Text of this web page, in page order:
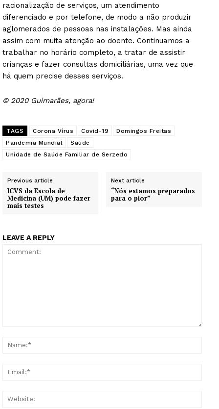
Institucional
Artigos
Edição Digital
Europa
Publicidade
racionalização de serviços, um atendimento
diferenciado e por telefone, de modo a não produzir
aglomerados de pessoas nas instalações. Mas ainda
assim com muita atenção ao doente. Continuamos a
trabalhar no horário completo, a tratar de assistir
crianças e fazer consultas domiciliárias, uma vez que
há quem precise desses serviços.
© 2020 Guimarães, agora!
TAGS Corona Vírus Covid-19
Domingos Freitas
Pandemia Mundial
Saúde
Unidade de Saúde Familiar de Serzedo
Previous article
ICVS da Escola de
Medicina (UM) pode fazer
mais testes
Next article
“Nós estamos preparados
para o pior”
LEAVE A REPLY